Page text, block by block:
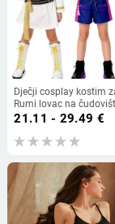
Dječji cosplay kostim
Rumi lovac na
– ženski lik
21.11 - 29.49 €